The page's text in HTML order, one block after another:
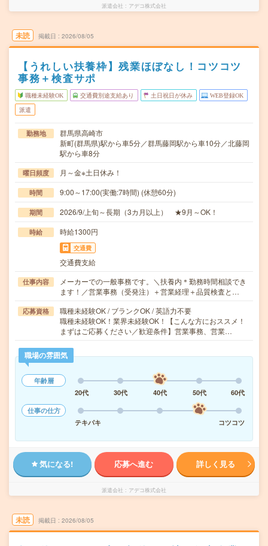
派遣会社 アデコ株式会社
未読 掲載日 2026/08/05
【うれしい扶養枠】残業ほぼなし！コツコツ
事務＋検査サポ
職種未経験OK 交通費別途支給あり 土日祝日が休み WEB登録OK
派遣
勤務地
群馬県高崎市
新町(群馬県)駅から車5分／群馬藤岡駅から車10分／北藤岡
駅から車8分
曜日頻度 月～金※土日休み！
時間 9:00～17:00(実働:7時間) (休憩60分)
期間 2026/9/上旬～長期（3カ月以上） ★9月～OK！
時給 時給1300円
交通費
交通費支給
仕事内容
メーカーでの一般事務です。＼扶養内＊勤務時間相談でき
ます！／営業事務（受発注）＋営業経理＋品質検査と…
応募資格
職種未経験OK / ブランクOK / 英語力不要
職種未経験OK！業界未経験OK！【こんな方におススメ！
まずはご応募ください／歓迎条件】営業事務、営業…
職場の雰囲気
年齢層
20代
30代 40代 50代
60代
仕事の仕方
テキパキ
コツコツ
気になる! 応募へ進む 詳しく見る
派遣会社 アデコ株式会社
未読 掲載日 2026/08/05